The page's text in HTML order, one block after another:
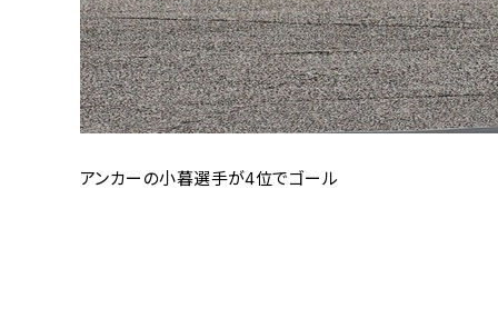
アンカーの小暮選手が4位でゴール